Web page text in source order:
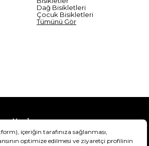
Dağ Bisikletleri
Çocuk Bisikletleri
Tümünü Gör
Yardım
Teslimat Bilgisi